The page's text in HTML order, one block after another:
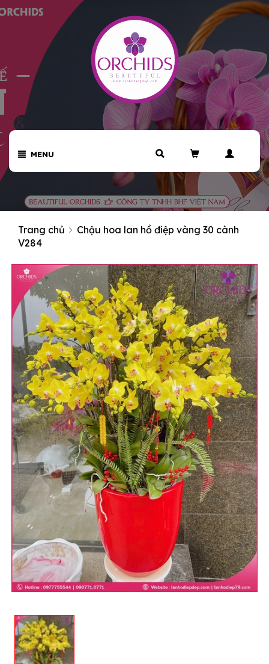
MENU
Trang chủ
Chậu hoa lan hồ điệp vàng 30 cành
V284